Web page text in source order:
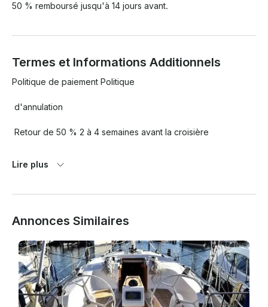
50 % remboursé jusqu'à 14 jours avant.
Termes et Informations Additionnels
Politique de paiement Politique
serviettes, transport gratuit, journal des transports en
commun, service d'enregistrement et de départ, kit de
bienvenue, dériveur, moteur hors-bord, animaux
Lire plus
Annonces Similaires